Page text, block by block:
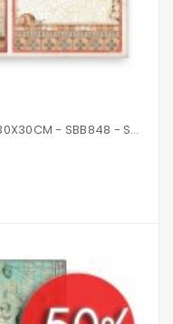
PAPIER CASA GRANADA 6 CARDS 30X30CM - SBB848 - STAMPERIA